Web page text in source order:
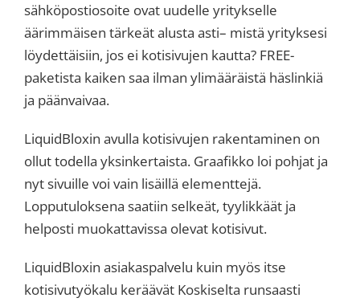
sähköpostiosoite ovat uudelle yritykselle
äärimmäisen tärkeät alusta asti– mistä yrityksesi
löydettäisiin, jos ei kotisivujen kautta? FREE-
paketista kaiken saa ilman ylimääräistä häslinkiä
ja päänvaivaa.
LiquidBloxin avulla kotisivujen rakentaminen on
ollut todella yksinkertaista. Graafikko loi pohjat ja
nyt sivuille voi vain lisäillä elementtejä.
Lopputuloksena saatiin selkeät, tyylikkäät ja
helposti muokattavissa olevat kotisivut.
LiquidBloxin asiakaspalvelu kuin myös itse
kotisivutyökalu keräävät Koskiselta runsaasti